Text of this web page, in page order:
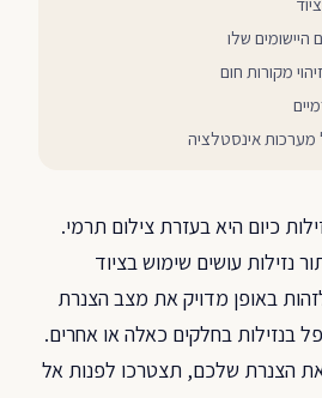
כיום היא בעזרת צילום תרמי.
נזילות עושים שימוש בציוד
באופן מדויק את מצב הצנרת
בנזילות בחלקים כאלה או אחרים.
הצנרת שלכם, תצטרכו לפנות אל
היישומים שלו
מקורות חום
מערכות אינסטלציה